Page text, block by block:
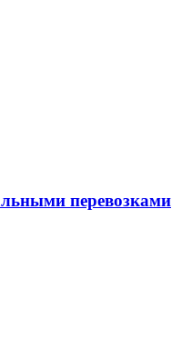
перевозками